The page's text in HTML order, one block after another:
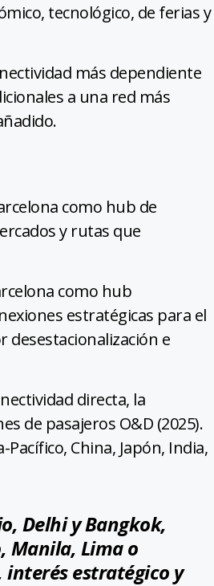
tecnológico, de ferias y
más dependiente
a una red más
como hub de
y rutas que
como hub
estratégicas para el
desestacionalización e
directa, la
de pasajeros O&D (2025).
China, Japón, India,
Delhi y Bangkok,
Manila, Lima o
interés estratégico y